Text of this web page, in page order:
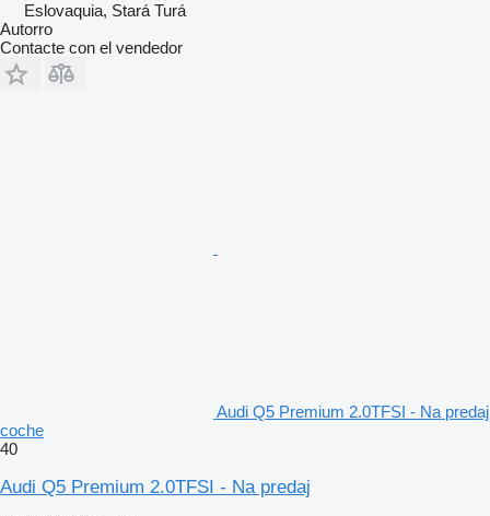
Eslovaquia, Stará Turá
Autorro
Contacte con el vendedor
Audi Q5 Premium 2.0TFSI - Na predaj
coche
40
Audi Q5 Premium 2.0TFSI - Na predaj